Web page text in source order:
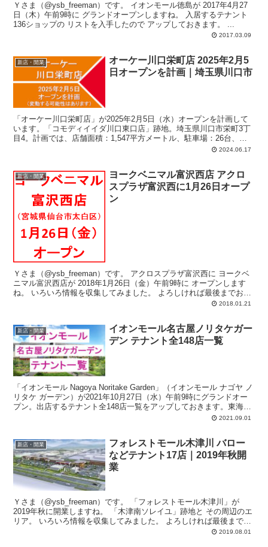
Ｙさま（@ysb_freeman）です。 イオンモール徳島が 2017年4月27
日（木）午前9時に グランドオープンしますね。 入居するテナント
136ショップの リストを入手したので アップしておきます。 ...
2017.03.09
新店・開業
オーケー川口栄町店 2025年2月5
日オープンを計画｜埼玉県川口市
「オーケー川口栄町店」が2025年2月5日（水）オープンを計画して
います。「コモディイイダ川口東口店」跡地。埼玉県川口市栄町3丁
目4。計画では、店舗面積：1,547平方メートル、駐車場：26台、駐
2024.06.17
新店・開業
ヨークベニマル富沢西店 アクロ
スプラザ富沢西に1月26日オープ
ン
Ｙさま（@ysb_freeman）です。 アクロスプラザ富沢西に ヨークベ
ニマル富沢西店が 2018年1月26日（金）午前9時に オープンします
ね。 いろいろ情報を収集してみました。 よろしければ最後までお
2018.01.21
新店・開業
イオンモール名古屋ノリタケガー
デン テナント全148店一覧
「イオンモール Nagoya Noritake Garden」（イオンモール ナゴヤ ノ
リタケ ガーデン）が2021年10月27日（水）午前9時にグランドオー
プン。出店するテナント全148店一覧をアップしておきます。東海地
区初41店舗。愛知県初7店舗。1階と2階にそれぞれレストラン街、3
2021.09.01
新店・開業
フォレストモール木津川 バロー
などテナント17店｜2019年秋開
業
Ｙさま（@ysb_freeman）です。 「フォレストモール木津川」が
2019年秋に開業しますね。 「木津南ソレイユ」跡地と その周辺のエ
リア。 いろいろ情報を収集してみました。 よろしければ最後までお
2019.08.01